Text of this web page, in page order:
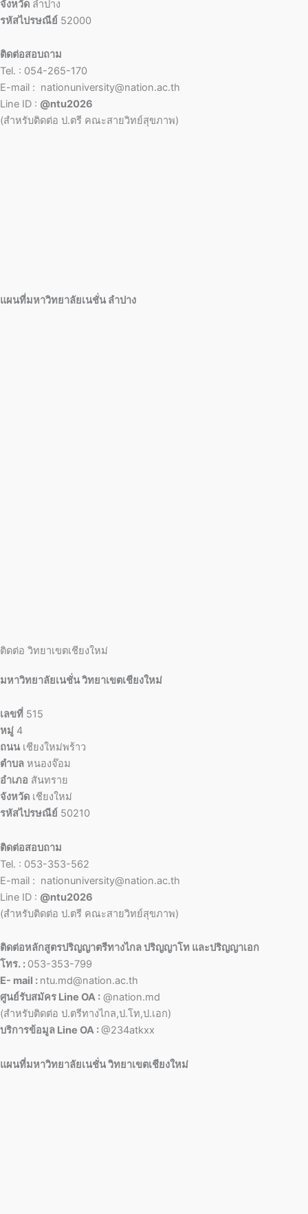
จังหวัด ลำปาง
รหัสไปรษณีย์ 52000
ติดต่อสอบถาม
Tel. : 054-265-170
E-mail : nationuniversity@nation.ac.th
Line ID : @ntu2026
(สำหรับติดต่อ ป.ตรี คณะสายวิทย์สุขภาพ)
แผนที่มหาวิทยาลัยเนชั่น ลำปาง
ติดต่อ วิทยาเขตเชียงใหม่
มหาวิทยาลัยเนชั่น วิทยาเขตเชียงใหม่
เลขที่ 515
หมู่ 4
ถนน เชียงใหม่พร้าว
ตำบล หนองจ๊อม
อำเภอ สันทราย
จังหวัด เชียงใหม่
รหัสไปรษณีย์ 50210
ติดต่อสอบถาม
Tel. : 053-353-562
E-mail : nationuniversity@nation.ac.th
Line ID : @ntu2026
(สำหรับติดต่อ ป.ตรี คณะสายวิทย์สุขภาพ)
ติดต่อหลักสูตรปริญญาตรีทางไกล ปริญญาโท และปริญญาเอก
โทร. : 053-353-799
E- mail : ntu.md@nation.ac.th
ศูนย์รับสมัคร Line OA : @nation.md
(สำหรับติดต่อ ป.ตรีทางไกล,ป.โท,ป.เอก)
บริการข้อมูล Line OA :@234atkxx
แผนที่มหาวิทยาลัยเนชั่น วิทยาเขตเชียงใหม่